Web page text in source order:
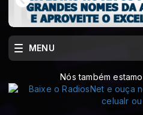
MENU
Nós também